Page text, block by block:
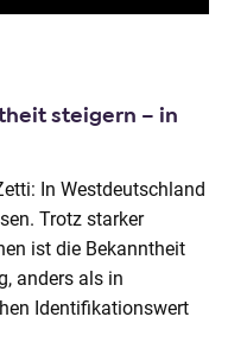
steigern – in
In Westdeutschland
Trotz starker
ist die Bekanntheit
anders als in
Identifikationswert